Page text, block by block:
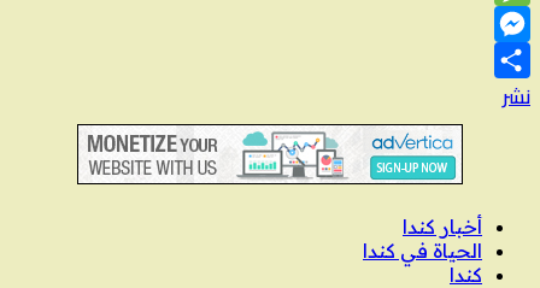
Message
Messenger
نشر
أخبار كندا
الحياة في كندا
كندا